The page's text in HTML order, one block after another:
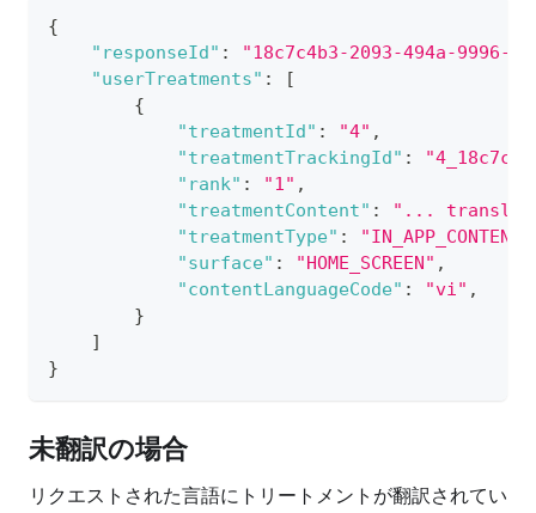
{
"responseId" :
"18c7c4b3-2093-494a-9996-
"userTreatments" :
[
{
"treatmentId" : "4" ,
"treatmentTrackingId" :
"rank" : "1" ,
"treatmentContent" :
"...
"treatmentType" :
"surface" : "HOME_SCREEN" ,
"contentLanguageCode" : "vi" ,
}
]
}
未翻訳の場合
リクエストされた言語にトリートメントが翻訳されてい